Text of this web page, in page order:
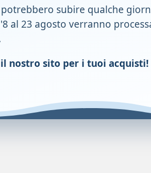
progettato per ridurre questo
In questo modo, il filtro circolare si
fino al 61%. Il filtro circolare
subire qualche
al 23 agosto verranno
nostro sito per i tuoi acquisti!